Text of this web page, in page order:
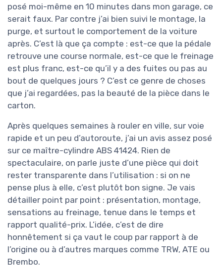
posé moi-même en 10 minutes dans mon garage, ce
serait faux. Par contre j’ai bien suivi le montage, la
purge, et surtout le comportement de la voiture
après. C’est là que ça compte : est-ce que la pédale
retrouve une course normale, est-ce que le freinage
est plus franc, est-ce qu’il y a des fuites ou pas au
bout de quelques jours ? C’est ce genre de choses
que j’ai regardées, pas la beauté de la pièce dans le
carton.
Après quelques semaines à rouler en ville, sur voie
rapide et un peu d’autoroute, j’ai un avis assez posé
sur ce maître-cylindre ABS 41424. Rien de
spectaculaire, on parle juste d’une pièce qui doit
rester transparente dans l’utilisation : si on ne
pense plus à elle, c’est plutôt bon signe. Je vais
détailler point par point : présentation, montage,
sensations au freinage, tenue dans le temps et
rapport qualité-prix. L’idée, c’est de dire
honnêtement si ça vaut le coup par rapport à de
l’origine ou à d’autres marques comme TRW, ATE ou
Brembo.